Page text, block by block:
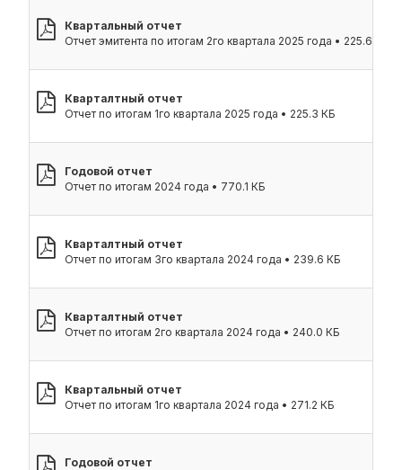
Квартальный отчет
Отчет эмитента по итогам 2го квартала 2025 года • 225.6 КБ
Кварталтный отчет
Отчет по итогам 1го квартала 2025 года • 225.3 КБ
Годовой отчет
Отчет по итогам 2024 года • 770.1 КБ
Кварталтный отчет
Отчет по итогам 3го квартала 2024 года • 239.6 КБ
Кварталтный отчет
Отчет по итогам 2го квартала 2024 года • 240.0 КБ
Квартальный отчет
Отчет по итогам 1го квартала 2024 года • 271.2 КБ
Годовой отчет